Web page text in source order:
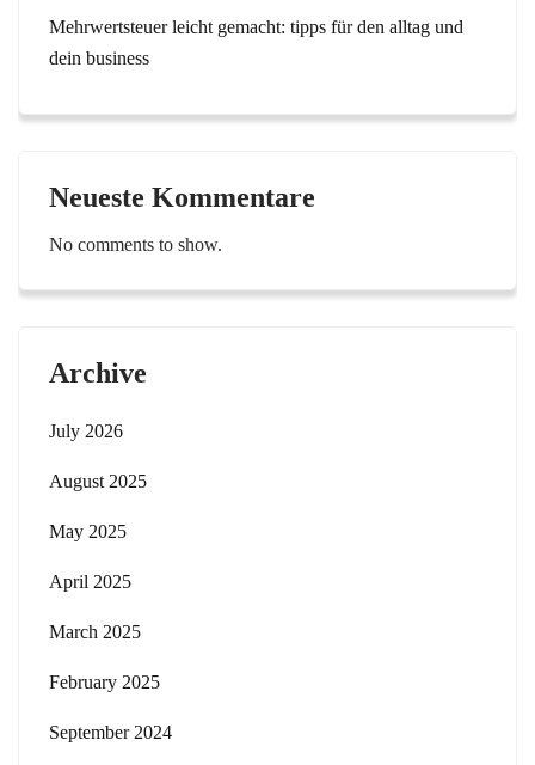
Mehrwertsteuer leicht gemacht: tipps für den alltag und
dein business
Neueste Kommentare
No comments to show.
Archive
July 2026
August 2025
May 2025
April 2025
March 2025
February 2025
September 2024